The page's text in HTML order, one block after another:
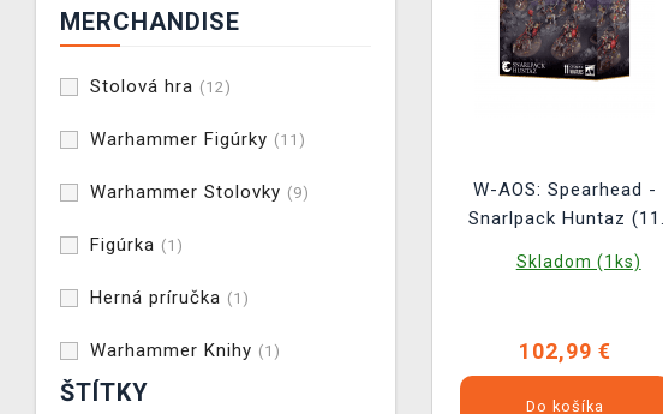
MERCHANDISE
Stolová hra (12)
Warhammer Figúrky (11)
Warhammer Stolovky (9)
Figúrka (1)
Herná príručka (1)
Warhammer Knihy (1)
ŠTÍTKY
W-AOS: Spearhead -
Snarlpack Huntaz (11
Skladom (1ks)
102,99 €
Do košíka